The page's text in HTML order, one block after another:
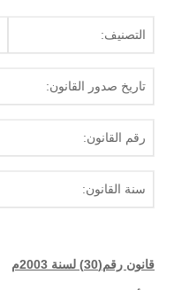
التصنيف:
تاريخ صدور القانون:
رقم القانون:
سنة القانون:
قانون رقم(30) لسنة 2003م